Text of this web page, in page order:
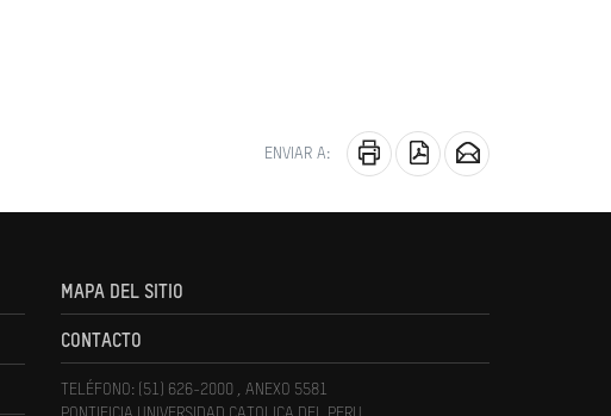
ENVIAR A:
MAPA DEL SITIO
CONTACTO
TELÉFONO: (51) 626-2000 , ANEXO 5581